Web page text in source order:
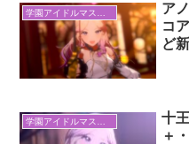
ア
コ
ど
学園アイドルマスター
十
＋